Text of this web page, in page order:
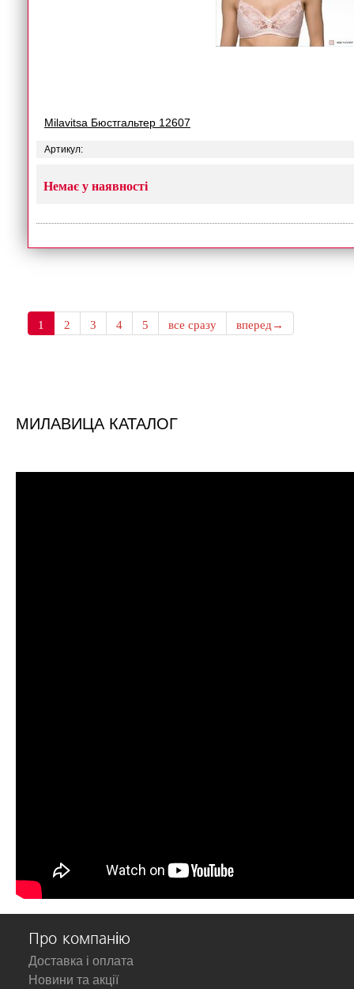
Milavitsa Бюстгальтер 12607
Артикул:
Немає у наявності
1 2 3 4 5 все сразу вперед→
МИЛАВИЦА КАТАЛОГ
Про компанію
Доставка і оплата
Новини та акції